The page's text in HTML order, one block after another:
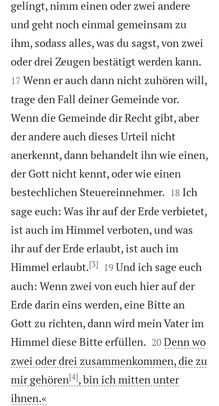
gelingt, nimm einen oder zwei andere
und geht noch einmal gemeinsam zu
ihm, sodass alles, was du sagst, von zwei
oder drei Zeugen bestätigt werden kann.
17 Wenn er auch dann nicht zuhören will,
trage den Fall deiner Gemeinde vor.
Wenn die Gemeinde dir Recht gibt, aber
der andere auch dieses Urteil nicht
anerkennt, dann behandelt ihn wie einen,
der Gott nicht kennt, oder wie einen
bestechlichen Steuereinnehmer. 

18 Ich
sage euch: Was ihr auf der Erde verbietet,
ist auch im Himmel verboten, und was
ihr auf der Erde erlaubt, ist auch im
Himmel erlaubt.[3] 

19 Und ich sage euch
auch: Wenn zwei von euch hier auf der
Erde darin eins werden, eine Bitte an
Gott zu richten, dann wird mein Vater im
Himmel diese Bitte erfüllen. 

20 Denn wo
zwei oder drei zusammenkommen, die zu
mir gehören[4], bin ich mitten unter
ihnen.«